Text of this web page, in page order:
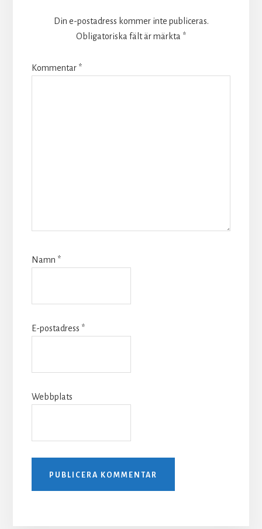
Din e-postadress kommer inte publiceras.
Obligatoriska fält är märkta *
Kommentar *
Namn *
E-postadress *
Webbplats